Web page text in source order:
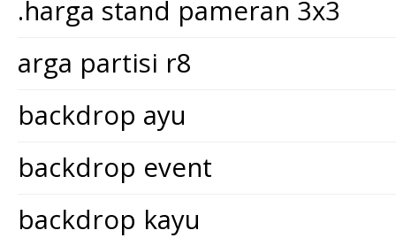
.harga stand pameran 3x3
arga partisi r8
backdrop ayu
backdrop event
backdrop kayu